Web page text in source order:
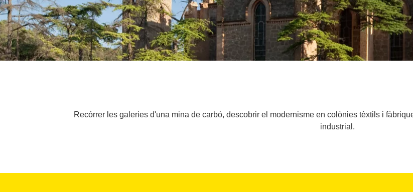
Recórrer les galeries d'una mina de carbó, descobrir el modernisme en colònies tèxtils i
industrial.